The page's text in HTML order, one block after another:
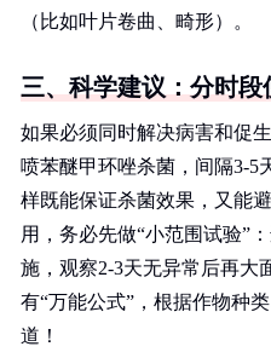
（比如叶片卷曲、畸形）。
三、科学建议：分时段
如果必须同时解决病害和促
喷苯醚甲环唑杀菌，间隔3-5
样既能保证杀菌效果，又能
用，务必先做“小范围试验”
施，观察2-3天无异常后再大
有“万能公式”，根据作物种
道！